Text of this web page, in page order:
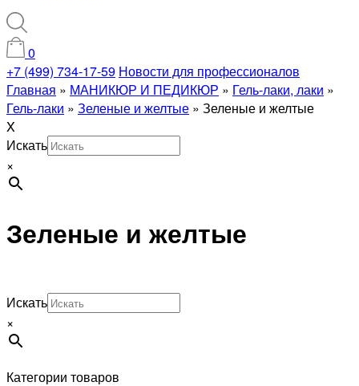
0
+7 (499) 734-17-59 Новости для профессионалов
Главная » МАНИКЮР И ПЕДИКЮР » Гель-лаки, лаки »
Гель-лаки » Зеленые и желтые » Зеленые и желтые
X
Искать
×
Зеленые и желтые
Искать
×
Категории товаров